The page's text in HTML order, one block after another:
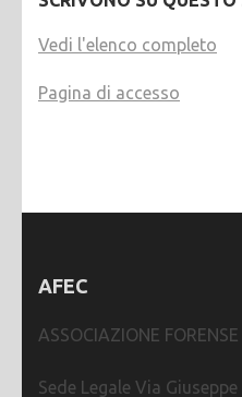
Vedi l'elenco completo
Pagina di accesso
AFEC
ASSOCIAZIONE
Sede Legale Via